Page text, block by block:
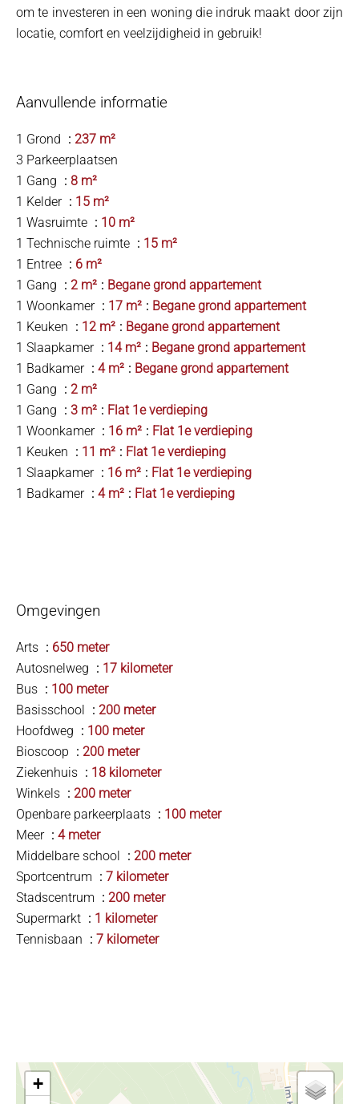
om te investeren in een woning die indruk maakt door zijn
locatie, comfort en veelzijdigheid in gebruik!
Aanvullende informatie
1 Grond
237 m²
3 Parkeerplaatsen
1 Gang
8 m²
1 Kelder
15 m²
1 Wasruimte
10 m²
1 Technische ruimte
15 m²
1 Entree
6 m²
1 Gang
2 m²
Begane grond appartement
1 Woonkamer
17 m²
Begane grond appartement
1 Keuken
12 m²
Begane grond appartement
1 Slaapkamer
14 m²
Begane grond appartement
1 Badkamer
4 m²
Begane grond appartement
1 Gang
2 m²
1 Gang
3 m²
Flat 1e verdieping
1 Woonkamer
16 m²
Flat 1e verdieping
1 Keuken
11 m²
Flat 1e verdieping
1 Slaapkamer
16 m²
Flat 1e verdieping
1 Badkamer
4 m² Flat 1e verdieping
Omgevingen
Arts
650 meter
Autosnelweg
17 kilometer
Bus
100 meter
Basisschool
200 meter
Hoofdweg
100 meter
Bioscoop
200 meter
Ziekenhuis
18 kilometer
Winkels
200 meter
Openbare parkeerplaats
100 meter
Meer
4 meter
Middelbare school
200 meter
Sportcentrum
7 kilometer
Stadscentrum
200 meter
Supermarkt
1 kilometer
Tennisbaan
7 kilometer
+